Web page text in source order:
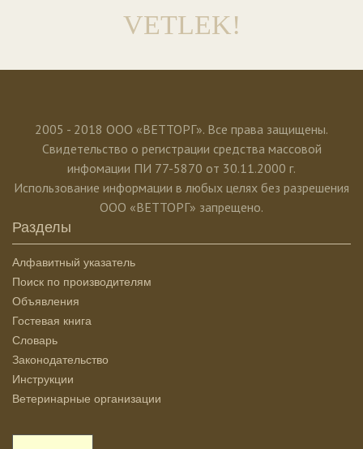
VETLEK!
2005 - 2018 ООО «ВЕТТОРГ». Все права защищены.
Свидетельство о регистрации средства массовой
инфомации ПИ 77-5870 от 30.11.2000 г.
Использование информации в любых целях без разрешения
ООО «ВЕТТОРГ» запрещено.
Разделы
Алфавитный указатель
Поиск по производителям
Объявления
Гостевая книга
Словарь
Законодательство
Инструкции
Ветеринарные организации